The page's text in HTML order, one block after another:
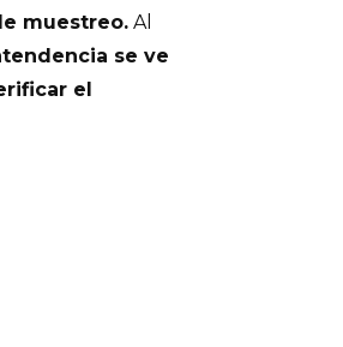
muestreo. Al
se ve
el